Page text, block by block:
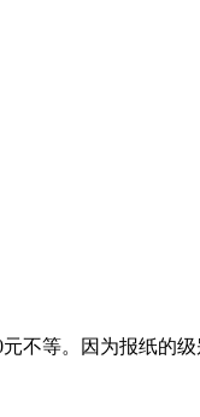
不等。因为报纸